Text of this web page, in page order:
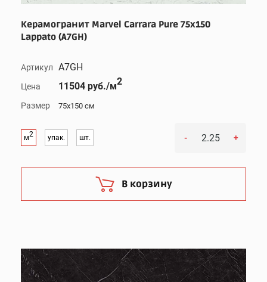
Керамогранит Marvel Carrara Pure 75x150
Lappato (A7GH)
Артикул A7GH
Цена 11504 руб./м2
Размер 75x150 см
м2 упак. шт. - +
В корзину